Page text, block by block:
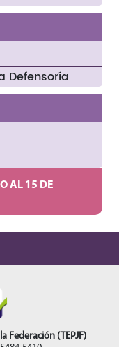
Defensoría
AL 15 DE
Federación (TEPJF)